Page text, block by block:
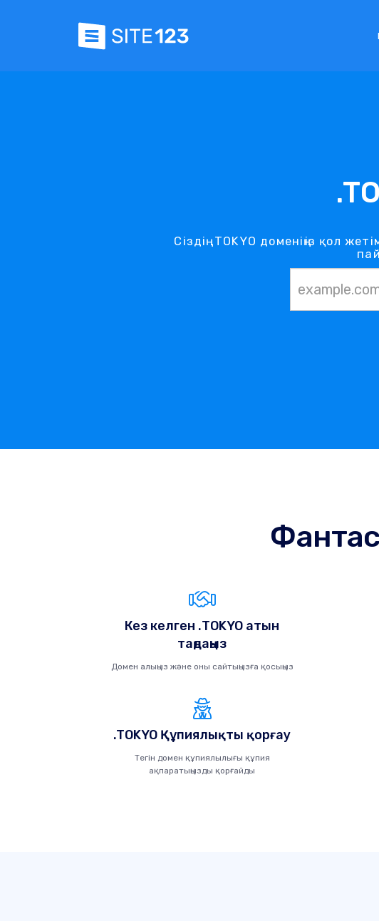
Сіздің .TOKYO доменіңіз қол
Кез келген .TOKYO атын
таңдаңыз
Домен алыңыз және оны сайтыңызға қосыңыз
.TOKYO Құпиялықты қорғау
Тегін домен құпиялылығы құпия
ақпаратыңызды қорғайды